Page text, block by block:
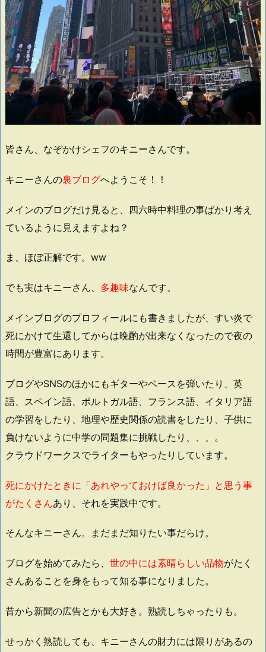
皆さん、なぞかけシェフのキニーさんです。
キニーさんの裏ブログへようこそ！！
メインのブログだけ見ると、四六時中料理の事ばかり考え
ているように見えますよね？
ま、ほぼ正解です。ww
でも実はキニーさん、 多趣味なんです。
メインブログのプロフィールにも書きましたが、すい炎で
死にかけて生還してからは晩酌が出来なくなったので夜の
時間が豊富にあります。
ブログやSNSのほかにもギターやベースを弾いたり、英
語、スペイン語、ポルトガル語、フランス語、イタリア語
の学習をしたり、地理や歴史関係の読書をしたり、子供に
負けないように中学の問題集に挑戦したり、、、。
クラウドワークスでライターもやったりしています。
死にかけたときに「あれやっておけば良かった」と思う事
がたくさんあり、それを実践中です。
そんなキニーさん。まだまだ知りたい事だらけ。
ブログを始めてみたら、 世の中には素晴らしい品物がたく
さんあることを身をもって知る事になりました。
昔から新聞の広告とかも大好き。熟読しちゃったりも。
せっかく熟読しても、キニーさんの財力には限りがあるの